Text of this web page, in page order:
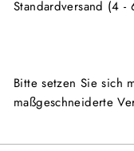
Standardversand (4 -
Bitte setzen Sie sich
maßgeschneiderte